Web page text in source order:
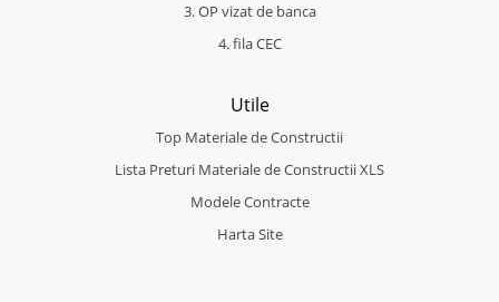
3. OP vizat de banca
4. fila CEC
Utile
Top Materiale de Constructii
Lista Preturi Materiale de Constructii XLS
Modele Contracte
Harta Site